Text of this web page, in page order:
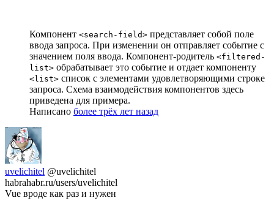
Компонент <search-field> представляет собой поле
ввода запроса. При изменении он отправляет событие с
значением поля ввода. Компонент-родитель <filtered-
list> обрабатывает это событие и отдает компоненту
<list> список с элементами удовлетворяющими строке
запроса. Схема взаимодействия компонентов здесь
приведена для примера.
Написано более трёх лет назад
uvelichitel @uvelichitel
habrahabr.ru/users/uvelichitel
Vue вроде как раз и нужен